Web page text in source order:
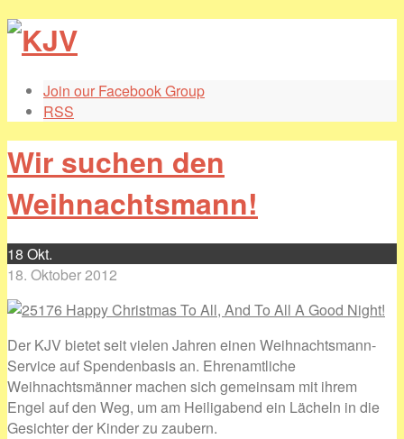
Join our Facebook Group
RSS
Wir suchen den
Weihnachtsmann!
18 Okt.
18. Oktober 2012
Der KJV bietet seit vielen Jahren einen Weihnachtsmann-
Service auf Spendenbasis an. Ehrenamtliche
Weihnachtsmänner machen sich gemeinsam mit ihrem
Engel auf den Weg, um am Heiligabend ein Lächeln in die
Gesichter der Kinder zu zaubern.